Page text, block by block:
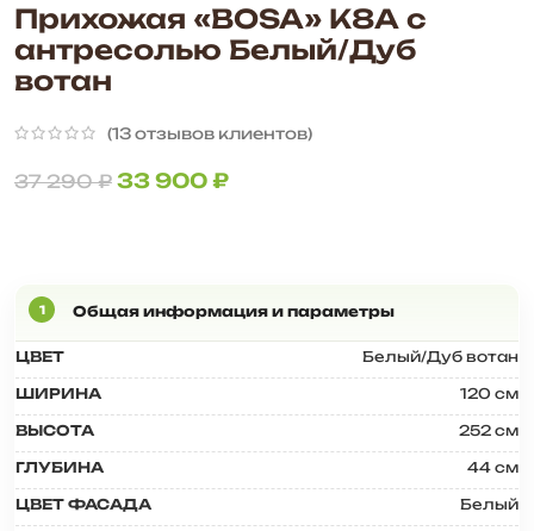
Прихожая «BOSA» К8А с
антресолью Белый/Дуб
вотан
(13отзывов клиентов)
37 290₽ 33 900₽
ЦВЕТ Белый/Дуб вотан
ШИРИНА 120 см
ВЫСОТА 252 см
ГЛУБИНА 44 см
ЦВЕТ ФАСАДА Белый